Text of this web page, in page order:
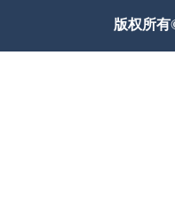
版权所有